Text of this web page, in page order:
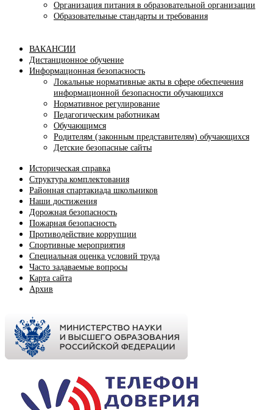
Организация питания в образовательной организации
Образовательные стандарты и требования
ВАКАНСИИ
Дистанционное обучение
Информационная безопасность
Локальные нормативные акты в сфере обеспечения
информационной безопасности обучающихся
Нормативное регулирование
Педагогическим работникам
Обучающимся
Родителям (законным представителям) обучающихся
Детские безопасные сайты
Историческая справка
Структура комплектования
Районная спартакиада школьников
Наши достижения
Дорожная безопасность
Пожарная безопасность
Противодействие коррупции
Спортивные мероприятия
Cпециальная оценка условий труда
Часто задаваемые вопросы
Карта сайта
Архив